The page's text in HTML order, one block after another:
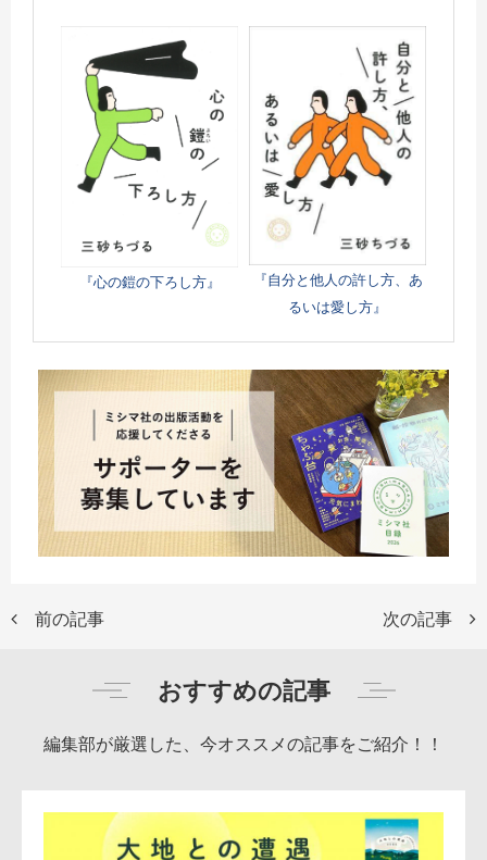
『心の鎧の下ろし方』
『自分と他人の許し方、あ
るいは愛し方』
前の記事 次の記事
おすすめの記事
編集部が厳選した、今オススメの記事をご紹介！！